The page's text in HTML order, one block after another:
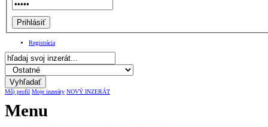
Registrácia
Môj profil Moje inzeráty NOVÝ INZERÁT
Menu